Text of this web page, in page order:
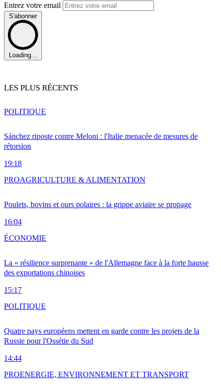
Entrez votre email
S'abonner
Loading...
LES PLUS RÉCENTS
Sánchez riposte contre Meloni : l'Italie menacée de mesures de
rétorsion
19:18
POLITIQUE
Poulets, bovins et ours polaires : la grippe aviaire se propage
16:04
PROAGRICULTURE & ALIMENTATION
La « résilience surprenante » de l'Allemagne face à la forte hausse
des exportations chinoises
15:17
ÉCONOMIE
Quatre pays européens mettent en garde contre les projets de la
Russie pour l'Ossétie du Sud
14:44
POLITIQUE
PROENERGIE, ENVIRONNEMENT ET TRANSPORT